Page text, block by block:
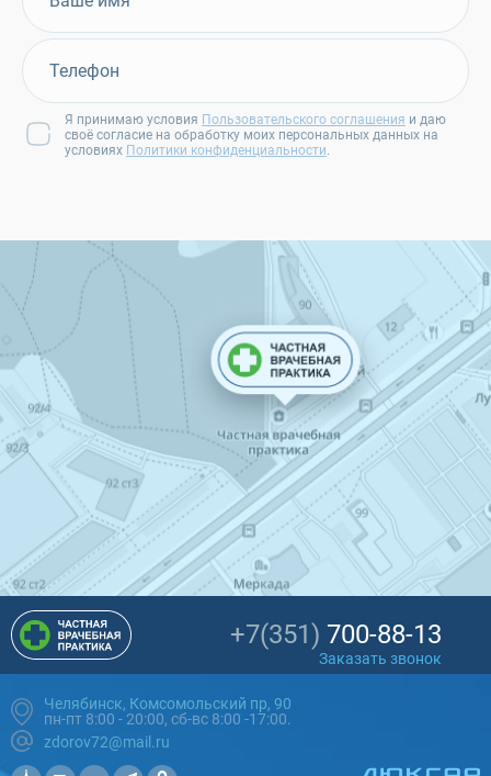
Я принимаю условия Пользовательского соглашения и даю
своё согласие на обработку моих персональных данных на
условиях Политики конфиденциальности.
+7(351) 700-88-13
Заказать звонок
Челябинск, Комсомольский пр, 90
пн-пт 8:00 - 20:00, сб-вс 8:00 -17:00.
zdorov72@mail.ru